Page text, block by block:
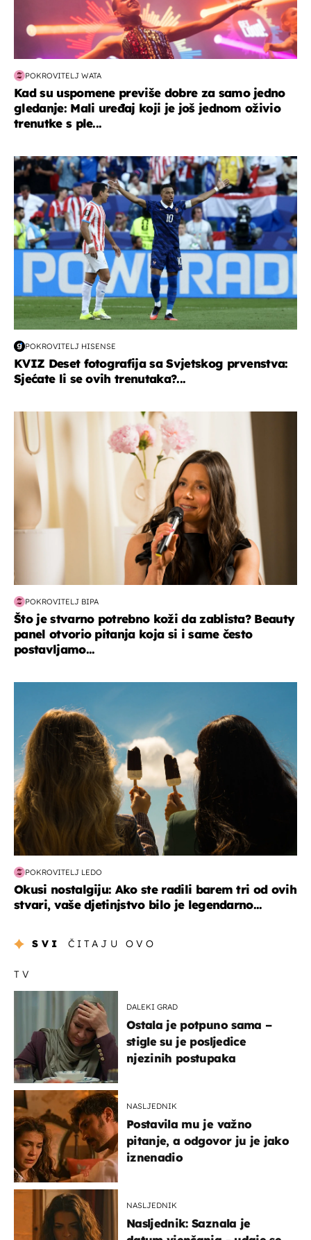
POKROVITELJ WATA
Kad su uspomene previše dobre za samo jedno
gledanje: Mali uređaj koji je još jednom oživio
trenutke s ple...
svjetsko prvenstvo 2026
POKROVITELJ HISENSE
KVIZ Deset fotografija sa Svjetskog prvenstva:
Sjećate li se ovih trenutaka?...
moda & ljepota
POKROVITELJ BIPA
Što je stvarno potrebno koži da zablista? Beauty
panel otvorio pitanja koja si i same često
postavljamo...
POKROVITELJ LEDO
Okusi nostalgiju: Ako ste radili barem tri od ovih
stvari, vaše djetinjstvo bilo je legendarno...
SVI ČITAJU OVO
TV
DALEKI GRAD
Ostala je potpuno sama –
stigle su je posljedice
njezinih postupaka
NASLJEDNIK
Postavila mu je važno
pitanje, a odgovor ju je jako
iznenadio
NASLJEDNIK
Nasljednik: Saznala je